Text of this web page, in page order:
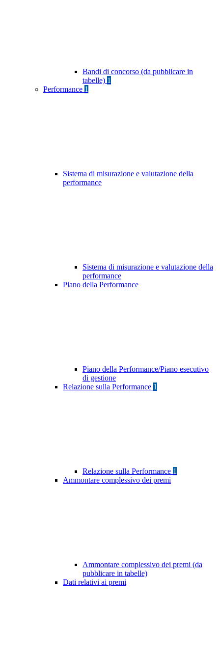
Bandi di concorso (da pubblicare in
tabelle) 1
Performance 1
Sistema di misurazione e valutazione della
performance
Sistema di misurazione e valutazione della
performance
Piano della Performance
Piano della Performance/Piano esecutivo
di gestione
Relazione sulla Performance 1
Relazione sulla Performance 1
Ammontare complessivo dei premi
Ammontare complessivo dei premi (da
pubblicare in tabelle)
Dati relativi ai premi